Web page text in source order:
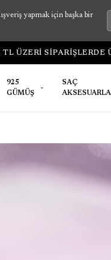
yapmak için başka bir
TL ÜZERİ SİPARİŞLERDE
925
GÜMÜŞ
SAÇ